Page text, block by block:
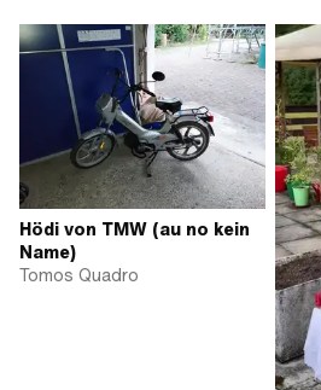
Hödi von TMW (au no kein
Name)
Tomos Quadro